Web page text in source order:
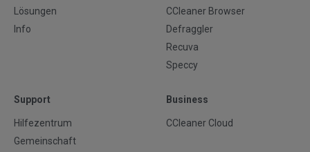
Lösungen
Info
CCleaner Browser
Defraggler
Recuva
Speccy
Support
Hilfezentrum
Gemeinschaft
Business
CCleaner Cloud